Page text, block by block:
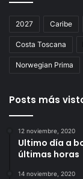
2027 Caribe
Costa Toscana
Norwegian Prima
Posts más
12 noviembre, 2020
Ultimo día a
últimas horas
14 noviembre, 2020